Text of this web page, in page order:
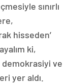
sınırlı
hisseden’
ki,
demokrasiyi ve
yer aldı.